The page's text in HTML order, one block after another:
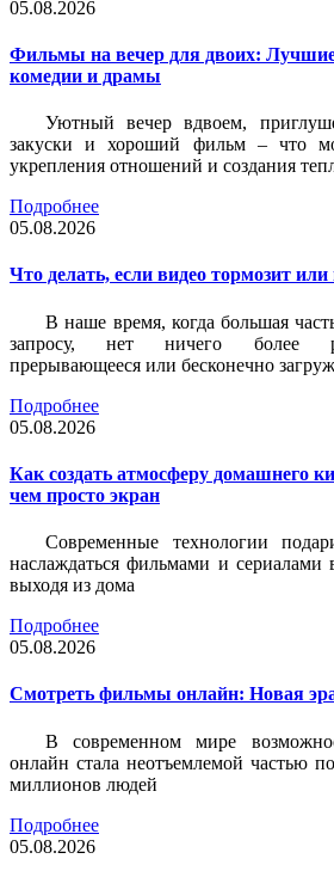
05.08.2026
Фильмы на вечер для двоих:
комедии и драмы
Уютный вечер вдвоем,
закуски и хороший фильм – что
укрепления отношений и создания
Подробнее
05.08.2026
Что делать, если видео тормозит или
В наше время, когда большая
запросу, нет ничего более
прерывающееся или бесконечно
Подробнее
05.08.2026
Как создать атмосферу домашнего
чем просто экран
Современные технологии
наслаждаться фильмами и сериалами
выходя из дома
Подробнее
05.08.2026
Смотреть фильмы онлайн: Новая
В современном мире
онлайн стала неотъемлемой частью
миллионов людей
Подробнее
05.08.2026